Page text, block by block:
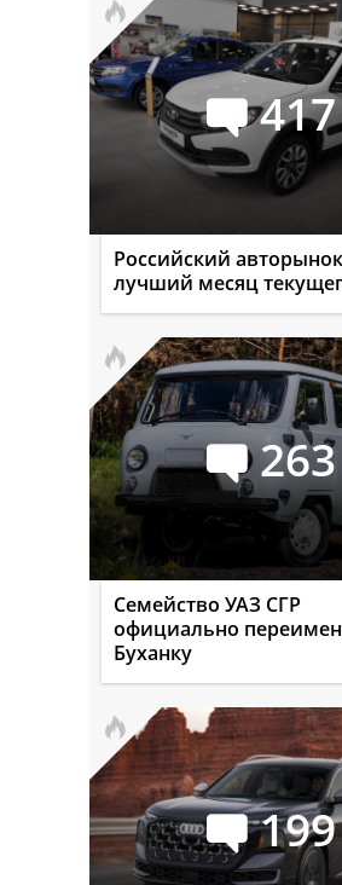
417
Российский
лучший месяц
263
Семейство УАЗ СГР
официально
Буханку
199